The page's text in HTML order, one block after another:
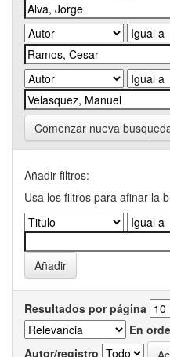
Comenzar nueva
Añadir filtros:
Usa los filtros para afinar la
Resultados por página
En
Autor/registro